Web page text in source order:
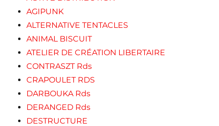
AGIPUNK
ALTERNATIVE TENTACLES
ANIMAL BISCUIT
ATELIER DE CRÉATION LIBERTAIRE
CONTRASZT Rds
CRAPOULET RDS
DARBOUKA Rds
DERANGED Rds
DESTRUCTURE